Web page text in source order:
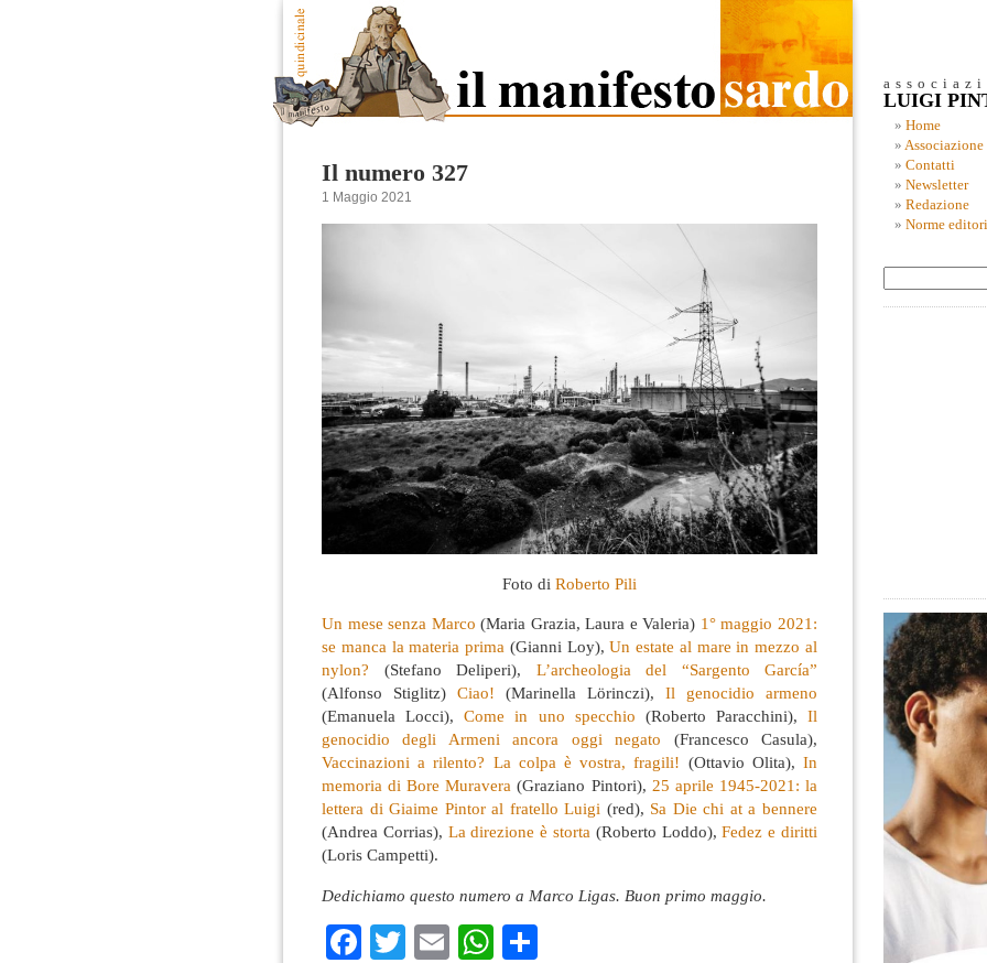
Il numero 327
1 Maggio 2021
Foto di Roberto Pili
Un mese senza Marco (Maria Grazia, Laura e Valeria) 1° maggio 2021:
se manca la materia prima (Gianni Loy),Un estate al mare in mezzo al
nylon? (Stefano Deliperi), L’archeologia del “Sargento García”
(Alfonso Stiglitz) Ciao! (Marinella Lörinczi), Il genocidio armeno
(Emanuela Locci),Come in uno specchio (Roberto Paracchini), Il
genocidio degli Armeni ancora oggi negato (Francesco Casula),
Vaccinazioni a rilento? La colpa è vostra, fragili! (Ottavio Olita),In
memoria di Bore Muravera (Graziano Pintori), 25 aprile 1945-2021: la
lettera di Giaime Pintor al fratello Luigi (red), Sa Die chi at a bennere
(Andrea Corrias), La direzione è storta (Roberto Loddo),Fedez e diritti
(Loris Campetti).
Dedichiamo questo numero a Marco Ligas. Buon primo maggio.
Facebook
TwitterEmailWhatsApp
LUIGI
Home
Associazione
Contatti
Newsletter
Redazione
Norme